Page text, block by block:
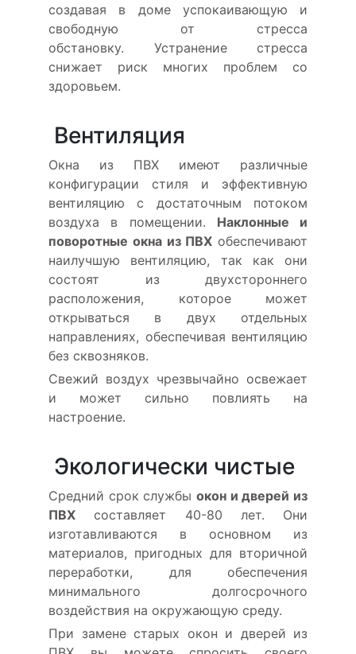
создавая в доме успокаивающую и
свободную от стресса
обстановку. Устранение стресса
снижает риск многих проблем со
здоровьем.
Вентиляция
Окна из ПВХ имеют различные
конфигурации стиля и эффективную
вентиляцию с достаточным потоком
воздуха в помещении. Наклонные и
поворотные окна из ПВХ обеспечивают
наилучшую вентиляцию, так как они
состоят из двухстороннего
расположения, которое может
открываться в двух отдельных
направлениях, обеспечивая вентиляцию
без сквозняков.
Свежий воздух чрезвычайно освежает
и может сильно повлиять на
настроение.
Экологически чистые
Средний срок службы окон и дверей из
ПВХ составляет 40-80 лет. Они
изготавливаются в основном из
материалов, пригодных для вторичной
переработки, для обеспечения
минимального долгосрочного
воздействия на окружающую среду.
При замене старых окон и дверей из